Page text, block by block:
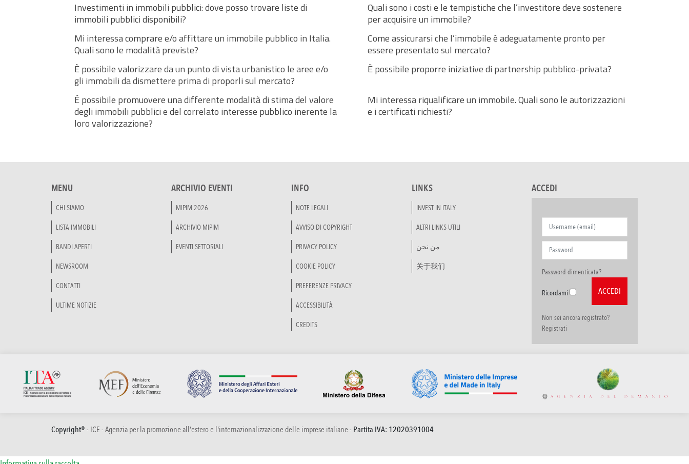
Investimenti in immobili pubblici: dove posso trovare liste di
immobili pubblici disponibili?
Quali sono i costi e le tempistiche che l’investitore deve sostenere
per acquisire un immobile?
Mi interessa comprare e/o affittare un immobile pubblico in Italia.
Quali sono le modalità previste?
Come assicurarsi che l’immobile è adeguatamente pronto per
essere presentato sul mercato?
È possibile valorizzare da un punto di vista urbanistico le aree e/o
gli immobili da dismettere prima di proporli sul mercato?
È possibile proporre iniziative di partnership pubblico-privata?
È possibile promuovere una differente modalità di stima del valore
degli immobili pubblici e del correlato interesse pubblico inerente la
loro valorizzazione?
Mi interessa riqualificare un immobile. Quali sono le autorizzazioni
e i certificati richiesti?
MENU
CHI SIAMO
LISTA IMMOBILI
BANDI APERTI
NEWSROOM
CONTATTI
ULTIME NOTIZIE
ARCHIVIO EVENTI
MIPIM 2026
ARCHIVIO MIPIM
EVENTI SETTORIALI
INFO
NOTE LEGALI
AVVISO DI COPYRIGHT
PRIVACY POLICY
COOKIE POLICY
PREFERENZE PRIVACY
ACCESSIBILITÀ
CREDITS
LINKS
INVEST IN ITALY
ALTRI LINKS UTILI
من نحن
关于我们
ACCEDI
Password dimenticata?
Ricordami
Non sei ancora registrato?
Registrati
Copyright® - ICE - Agenzia per la promozione all’estero e l'internazionalizzazione delle imprese italiane - Partita IVA: 12020391004